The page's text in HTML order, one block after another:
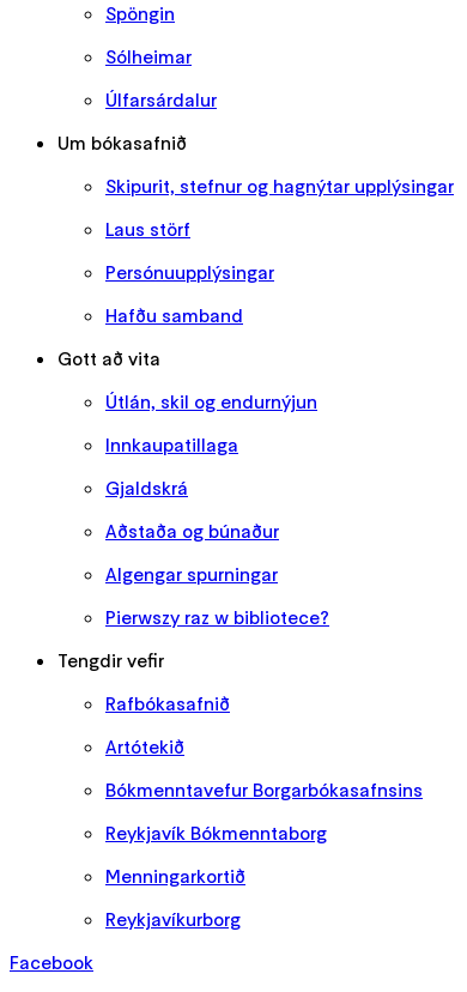
Spöngin
Sólheimar
Úlfarsárdalur
Um bókasafnið
Skipurit, stefnur og hagnýtar upplýsingar
Laus störf
Persónuupplýsingar
Hafðu samband
Gott að vita
Útlán, skil og endurnýjun
Innkaupatillaga
Gjaldskrá
Aðstaða og búnaður
Algengar spurningar
Pierwszy raz w bibliotece?
Tengdir vefir
Rafbókasafnið
Artótekið
Bókmenntavefur Borgarbókasafnsins
Reykjavík Bókmenntaborg
Menningarkortið
Reykjavíkurborg
Facebook